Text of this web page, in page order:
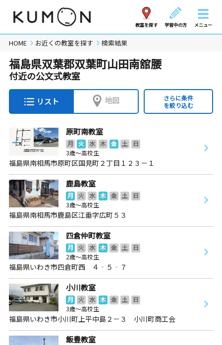
教室を探す 学習中の方 メニュー
HOME お近くの教室を探す 検索結果
福島県双葉郡双葉町山田南舘腰
付近の公文式教室
リスト 地図
さらに条件
を絞り込む
原町南教室
月 火 水 木 金 土
日
3歳～高校生
福島県南相馬市原町区国見町２丁目１２３－１
鹿島教室
月 火 水 木 金 土
日
3歳～高校生
福島県南相馬市鹿島区江垂字広町５３
四倉仲町教室
月 火 水 木 金 土
日
2歳～高校生
福島県いわき市四倉町西 ４‐５‐７
小川教室
月 火 水 木 金 土
日
3歳～高校生
福島県いわき市小川町上平中島２－３ 小川町商工会
飯豊教室